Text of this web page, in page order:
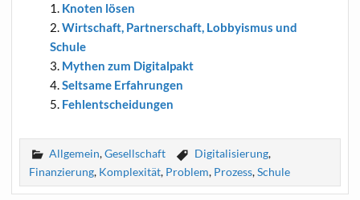
Kno­ten lösen
Wirt­schaft, Part­ner­schaft, Lob­by­is­mus und
Schule
Mythen zum Digitalpakt
Selt­sa­me Erfahrungen
Fehl­ent­schei­dun­gen
Allgemein,Gesellschaft Digitalisierung,
Finanzierung, Komplexität, Problem, Prozess,Schule